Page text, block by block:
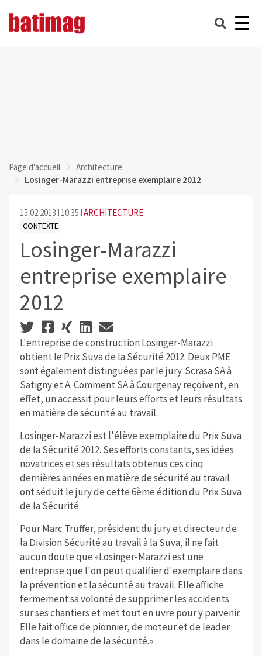
Page d'accueil
Architecture
Losinger-Marazzi entreprise exemplaire 2012
15.02.2013 10:35 ARCHITECTURE
CONTEXTE
Losinger-Marazzi
entreprise exemplaire
2012
L'entreprise de construction Losinger-Marazzi
obtient le Prix Suva de la Sécurité 2012. Deux PME
sont également distinguées par le jury. Scrasa SA à
Satigny et A. Comment SA à Courgenay reçoivent, en
effet, un accessit pour leurs efforts et leurs résultats
en matière de sécurité au travail.
Losinger-Marazzi est l'élève exemplaire du Prix Suva
de la Sécurité 2012. Ses efforts constants, ses idées
novatrices et ses résultats obtenus ces cinq
dernières années en matière de sécurité au travail
ont séduit le jury de cette 6ème édition du Prix Suva
de la Sécurité.
Pour Marc Truffer, président du jury et directeur de
la Division Sécurité au travail à la Suva, il ne fait
aucun doute que «Losinger-Marazzi est une
entreprise que l'on peut qualifier d'exemplaire dans
la prévention et la sécurité au travail. Elle affiche
fermement sa volonté de supprimer les accidents
sur ses chantiers et met tout en uvre pour y parvenir.
Elle fait office de pionnier, de moteur et de leader
dans le domaine de la sécurité.»